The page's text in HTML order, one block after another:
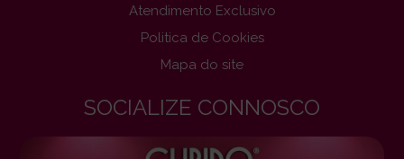
Atendimento Exclusivo
Politica de Cookies
Mapa do site
SOCIALIZE CONNOSCO